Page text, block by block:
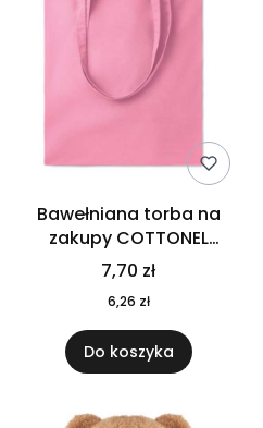
Bawełniana torba na
zakupy COTTONEL
COLOUR++ MO9846-11
7,70 zł
6,26 zł
Do koszyka